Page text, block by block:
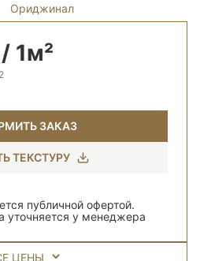
Ориджинал
1м²
2
ЗАКАЗ
ТЕКСТУРУ
публичной офертой.
уточняется у менеджера
ЦЕНЫ